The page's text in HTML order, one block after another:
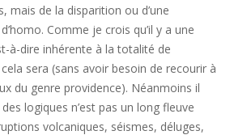
mais de la disparition ou d’une
Comme je crois qu’il y a une
à-dire inhérente à la totalité de
sera (sans avoir besoin de recourir à
du genre providence). Néanmoins il
logiques n’est pas un long fleuve
volcaniques, séismes, déluges,